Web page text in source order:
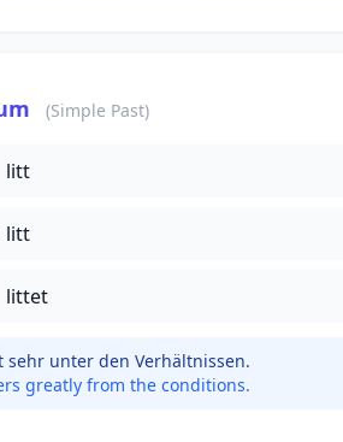
(Simple Past)
litt
litt
littet
sehr unter den Verhältnissen.
greatly from the conditions.